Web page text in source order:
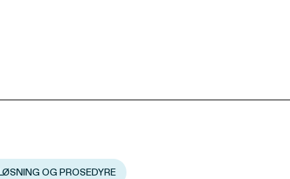
Karriere
OG PROSEDYRE